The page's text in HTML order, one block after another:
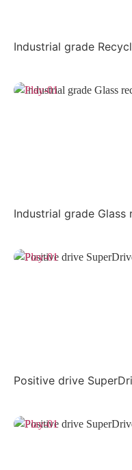
Industrial grade
Industrial grade
Positive drive